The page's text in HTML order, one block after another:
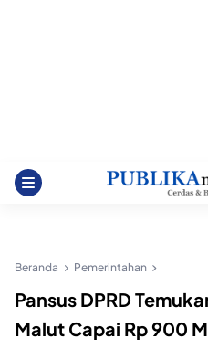
Beranda Pemerintahan
Pansus DPRD
Malut Capai Rp 900